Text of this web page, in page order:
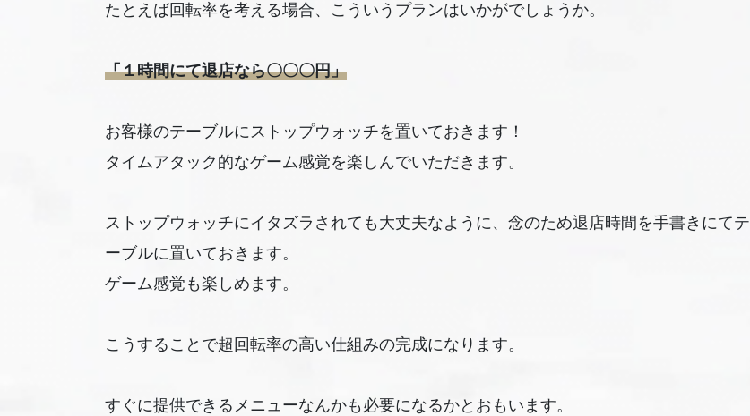
たとえば回転率を考える場合、こういうプランはいかがでしょうか。
「１時間にて退店なら〇〇〇円」
お客様のテーブルにストップウォッチを置いておきます！
タイムアタック的なゲーム感覚を楽しんでいただきます。
ストップウォッチにイタズラされても大丈夫なように、念のため退店時間を手書きにてテ
ーブルに置いておきます。
ゲーム感覚も楽しめます。
こうすることで超回転率の高い仕組みの完成になります。
すぐに提供できるメニューなんかも必要になるかとおもいます。